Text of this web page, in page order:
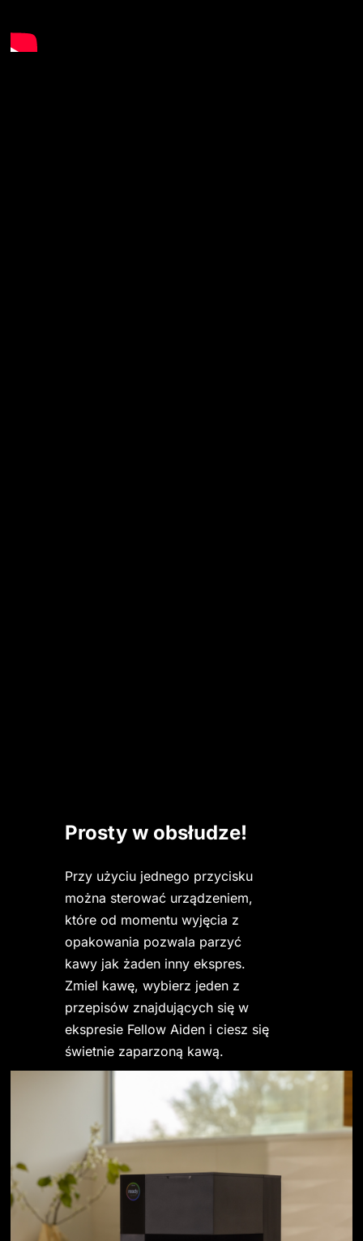
Prosty w obsłudze!
Przy użyciu jednego przycisku
można sterować urządzeniem,
które od momentu wyjęcia z
opakowania pozwala parzyć
kawy jak żaden inny ekspres.
Zmiel kawę, wybierz jeden z
przepisów znajdujących się w
ekspresie Fellow Aiden i ciesz się
świetnie zaparzoną kawą.